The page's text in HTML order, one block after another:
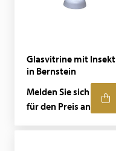
Glasvitrine mit Insekt
in Bernstein
Melden Sie sich
für den Preis an